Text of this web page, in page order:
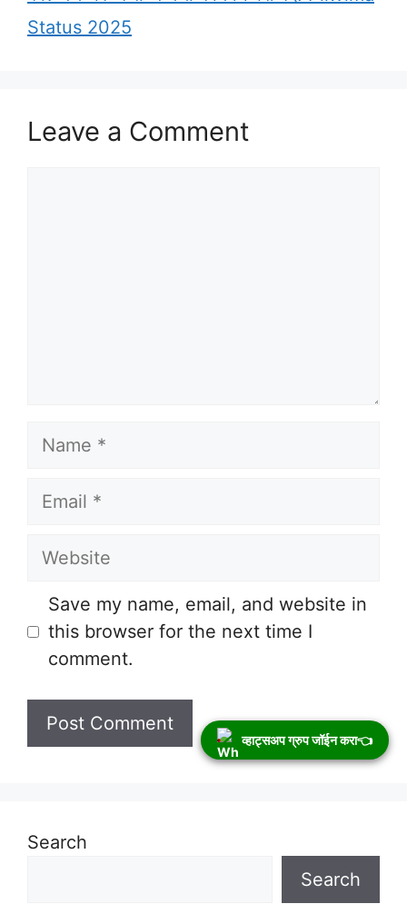
व्हाट्सअप ग्रुप जॉईन करा👈
Status 2025
Leave a Comment
Name
Email
Website
Save my name, email, and website in
this browser for the next time I
comment.
Search
Search